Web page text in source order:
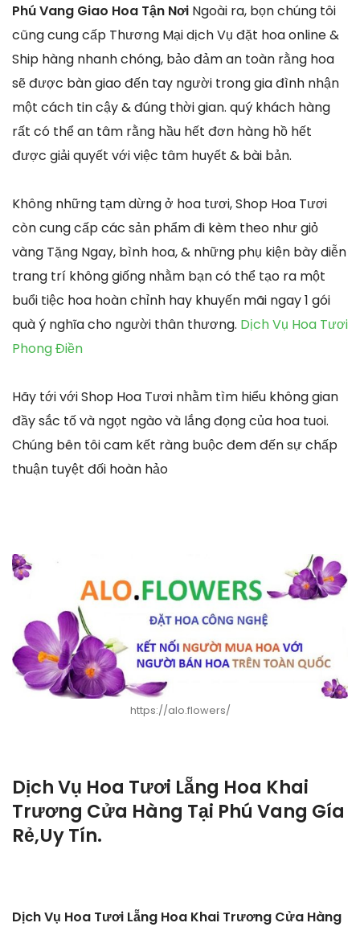
Phú Vang Giao Hoa Tận Nơi Ngoài ra, bọn chúng tôi
cũng cung cấp Thương Mại dịch Vụ đặt hoa online &
Ship hàng nhanh chóng, bảo đảm an toàn rằng hoa
sẽ được bàn giao đến tay người trong gia đình nhận
một cách tin cậy & đúng thời gian. quý khách hàng
rất có thể an tâm rằng hầu hết đơn hàng hồ hết
được giải quyết với việc tâm huyết & bài bản.
Không những tạm dừng ở hoa tươi, Shop Hoa Tươi
còn cung cấp các sản phẩm đi kèm theo như giỏ
vàng Tặng Ngay, bình hoa, & những phụ kiện bày diễn
trang trí không giống nhằm bạn có thể tạo ra một
buổi tiệc hoa hoàn chỉnh hay khuyến mãi ngay 1 gói
quà ý nghĩa cho người thân thương. Dịch Vụ Hoa Tươi
Phong Điền
Hãy tới với Shop Hoa Tươi nhằm tìm hiểu không gian
đầy sắc tố và ngọt ngào và lắng đọng của hoa tuoi.
Chúng bên tôi cam kết ràng buộc đem đến sự chấp
thuận tuyệt đối hoàn hảo
https://alo.flowers/
Dịch Vụ Hoa Tươi Lẵng Hoa Khai
Trương Cửa Hàng Tại Phú Vang Gía
Rẻ,Uy Tín.
Dịch Vụ Hoa Tươi Lẵng Hoa Khai Trương Cửa Hàng